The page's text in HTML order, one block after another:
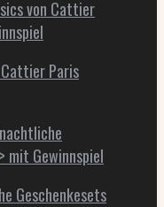
Paris
Geschenkesets